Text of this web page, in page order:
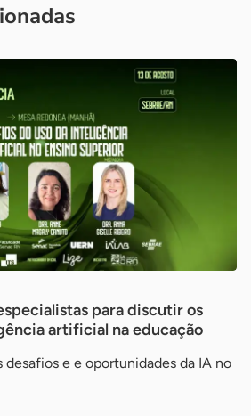
para discutir os
artificial na educação
desafios e e oportunidades da IA no